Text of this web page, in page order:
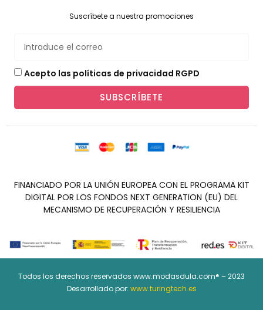
Suscríbete a nuestra promociones
Acepto las políticas de privacidad RGPD
SUBSCRÍBETE
FINANCIADO POR LA UNIÓN EUROPEA CON EL PROGRAMA KIT
DIGITAL POR LOS FONDOS NEXT GENERATION (EU) DEL
MECANISMO DE RECUPERACIÓN Y RESILIENCIA
Todos los derechos reservados www.modasdula.com® – 2023
Desarrollado por: www.turingtech.es